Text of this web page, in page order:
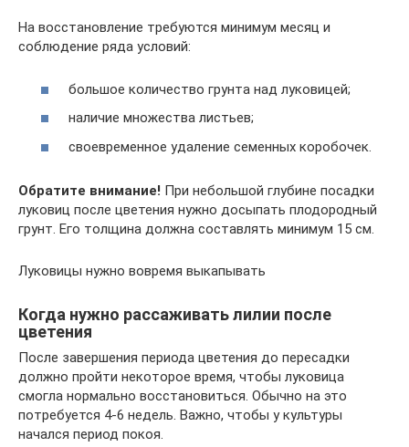
На восстановление требуются минимум месяц и
соблюдение ряда условий:
большое количество грунта над луковицей;
наличие множества листьев;
своевременное удаление семенных коробочек.
Обратите внимание! При небольшой глубине посадки
луковиц после цветения нужно досыпать плодородный
грунт. Его толщина должна составлять минимум 15 см.
Луковицы нужно вовремя выкапывать
Когда нужно рассаживать лилии после
цветения
После завершения периода цветения до пересадки
должно пройти некоторое время, чтобы луковица
смогла нормально восстановиться. Обычно на это
потребуется 4-6 недель. Важно, чтобы у культуры
начался период покоя.